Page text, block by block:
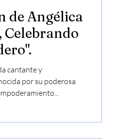
de Angélica
Celebrando
cantante y
por su poderosa